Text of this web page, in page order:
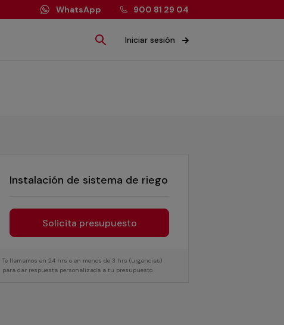
WhatsApp 900 81 29 04
Iniciar sesión
Instalación de sistema de riego
Solicita presupuesto
Te llamamos en 24 hrs o en menos de 3 hrs (urgencias)
para dar respuesta personalizada a tu presupuesto.